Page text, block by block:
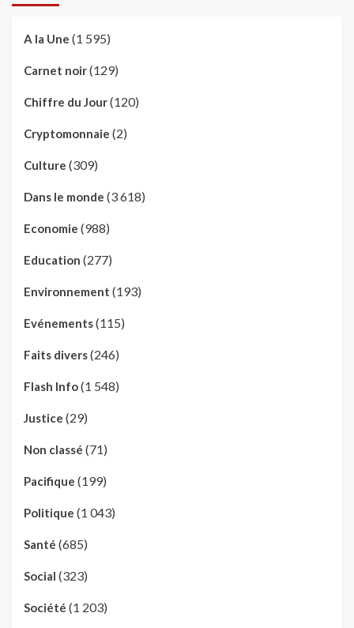
A la Une (1 595)
Carnet noir(129)
Chiffre du Jour(120)
Cryptomonnaie (2)
Culture (309)
Dans le monde (3 618)
Economie (988)
Education (277)
Environnement (193)
Evénements(115)
Faits divers(246)
Flash Info(1 548)
Justice (29)
Non classé (71)
Pacifique (199)
Politique (1 043)
Santé (685)
Social (323)
Société (1 203)